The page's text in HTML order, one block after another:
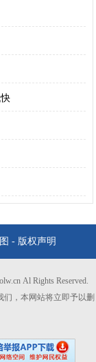
- 版权声明
Al Rights Reserved.
们，本网站将立即予以删